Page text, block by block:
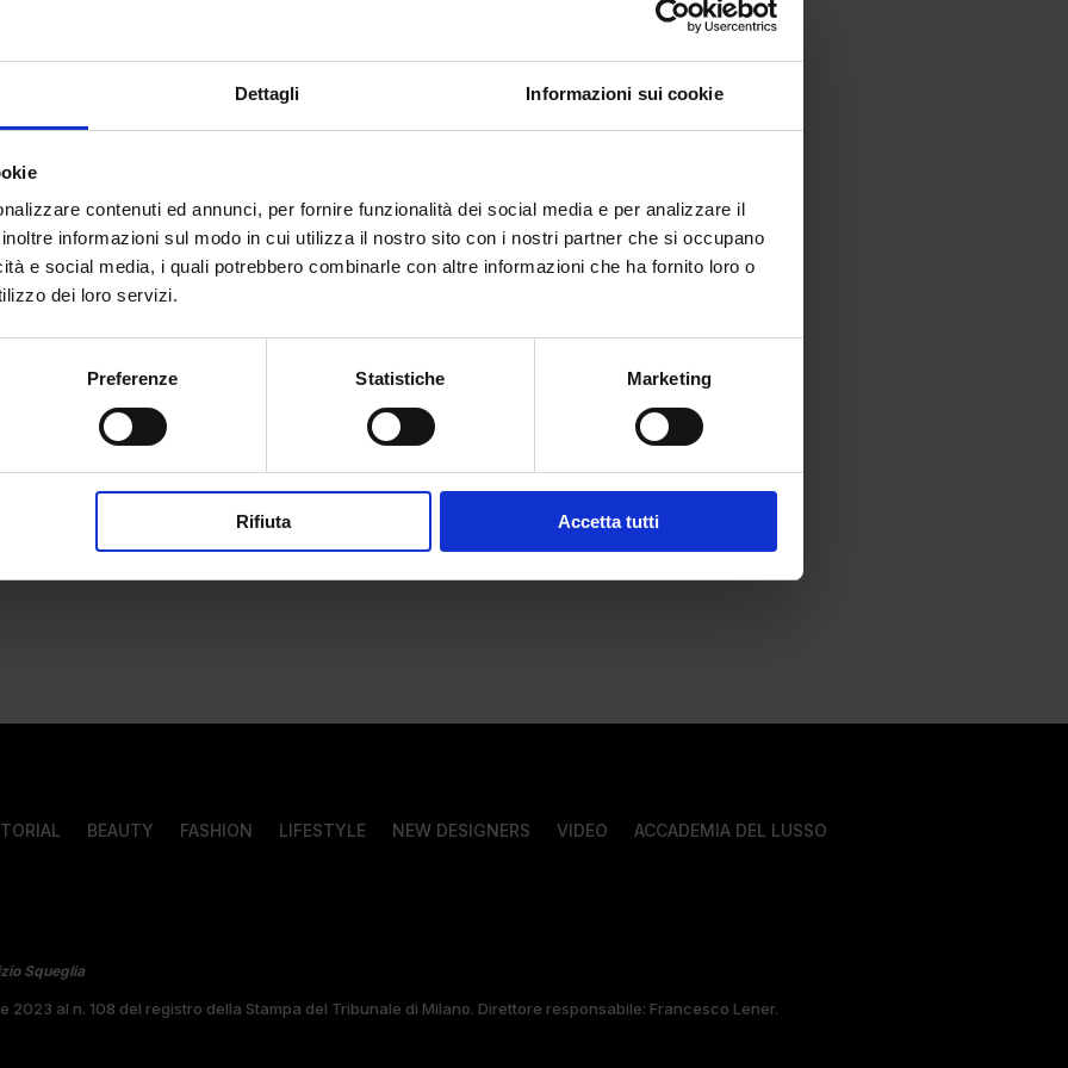
Dettagli Informazioni sui cookie
contenuti ed annunci, per fornire funzionalità dei social media e per analizzare il
informazioni sul modo in cui utilizza il nostro sito con i nostri partner che si occupano
e social media, i quali potrebbero combinarle con altre informazioni che ha fornito loro o
dei loro servizi.
Preferenze Statistiche Marketing
Rifiuta Accetta tutti
BEAUTY FASHION LIFESTYLE NEW DESIGNERS VIDEO ACCADEMIA DEL LUSSO
Squeglia
2023 al n. 108 del registro della Stampa del Tribunale di Milano. Direttore responsabile: Francesco Lener.